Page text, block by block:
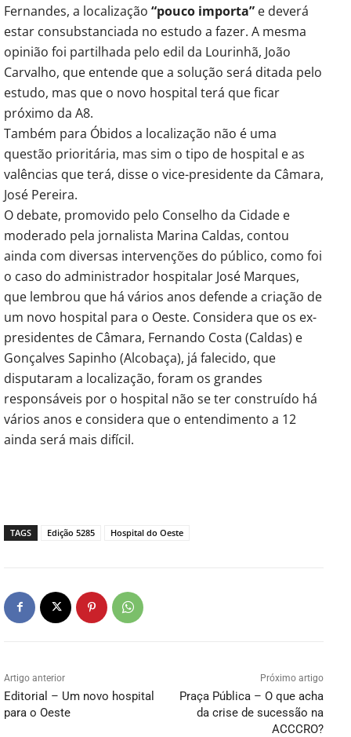
Fernandes, a localização “pouco importa” e deverá
estar consubstanciada no estudo a fazer. A mesma
opinião foi partilhada pelo edil da Lourinhã, João
Carvalho, que entende que a solução será ditada pelo
estudo, mas que o novo hospital terá que ficar
próximo da A8.
Também para Óbidos a localização não é uma
questão prioritária, mas sim o tipo de hospital e as
valências que terá, disse o vice-presidente da Câmara,
José Pereira.
O debate, promovido pelo Conselho da Cidade e
moderado pela jornalista Marina Caldas, contou
ainda com diversas intervenções do público, como foi
o caso do administrador hospitalar José Marques,
que lembrou que há vários anos defende a criação de
um novo hospital para o Oeste. Considera que os ex-
presidentes de Câmara, Fernando Costa (Caldas) e
Gonçalves Sapinho (Alcobaça), já falecido, que
disputaram a localização, foram os grandes
responsáveis por o hospital não se ter construído há
vários anos e considera que o entendimento a 12
ainda será mais difícil.
TAGS Edição 5285 Hospital do Oeste
Artigo anterior
Editorial – Um novo hospital
para o Oeste
Próximo artigo
Praça Pública – O que acha
da crise de sucessão na
ACCCRO?